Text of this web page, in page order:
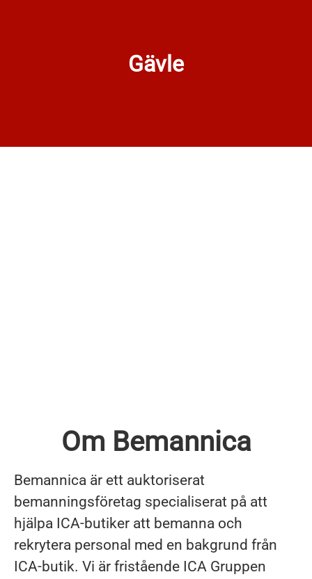
Gävle
Om Bemannica
Bemannica är ett auktoriserat
bemanningsföretag specialiserat på att
hjälpa ICA-butiker att bemanna och
rekrytera personal med en bakgrund från
ICA-butik. Vi är fristående ICA Gruppen